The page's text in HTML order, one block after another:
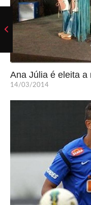
Ana Júlia é eleita a
14/03/2014